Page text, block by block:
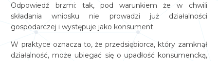
Odpowiedź brzmi: tak, pod warunkiem że w chwili
składania wniosku nie prowadzi już działalności
gospodarczej i występuje jako konsument.
W praktyce oznacza to, że przedsiębiorca, który zamknął
działalność, może ubiegać się o upadłość konsumencką,